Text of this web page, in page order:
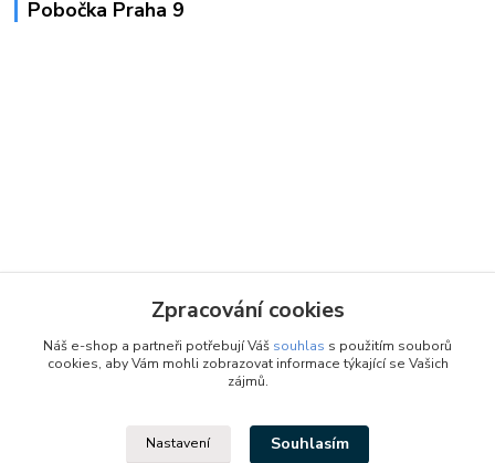
Pobočka Praha 9
Zpracování cookies
Náš e-shop a partneři potřebují Váš souhlas s použitím souborů
cookies, aby Vám mohli zobrazovat informace týkající se Vašich
zájmů.
Nastavení Souhlasím